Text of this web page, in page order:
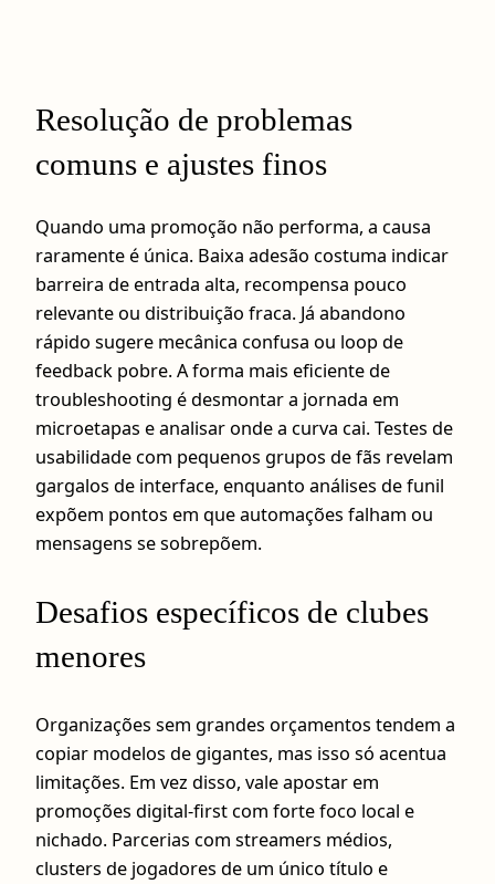
Resolução de problemas
comuns e ajustes finos
Quando uma promoção não performa, a causa
raramente é única. Baixa adesão costuma indicar
barreira de entrada alta, recompensa pouco
relevante ou distribuição fraca. Já abandono
rápido sugere mecânica confusa ou loop de
feedback pobre. A forma mais eficiente de
troubleshooting é desmontar a jornada em
microetapas e analisar onde a curva cai. Testes de
usabilidade com pequenos grupos de fãs revelam
gargalos de interface, enquanto análises de funil
expõem pontos em que automações falham ou
mensagens se sobrepõem.
Desafios específicos de clubes
menores
Organizações sem grandes orçamentos tendem a
copiar modelos de gigantes, mas isso só acentua
limitações. Em vez disso, vale apostar em
promoções digital‑first com forte foco local e
nichado. Parcerias com streamers médios,
clusters de jogadores de um único título e